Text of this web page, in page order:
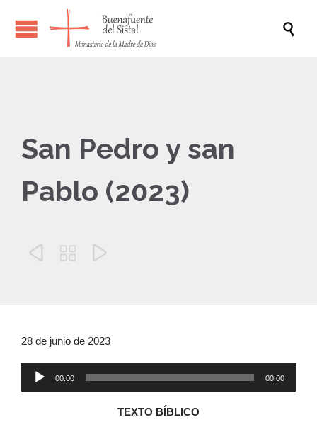

San Pedro y san
Pablo (2023)
  
28 de junio de 2023
00:00 00:00
TEXTO BÍBLICO